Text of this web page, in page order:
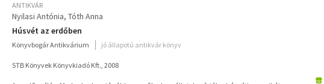
ANTIKVÁR
Nyilasi Antónia Tóth Anna
Húsvét az erdőben
Könyvbogár Antikvárium jó állapotú antikvár könyv
STB Könyvek Könyvkiadó Kft., 2008